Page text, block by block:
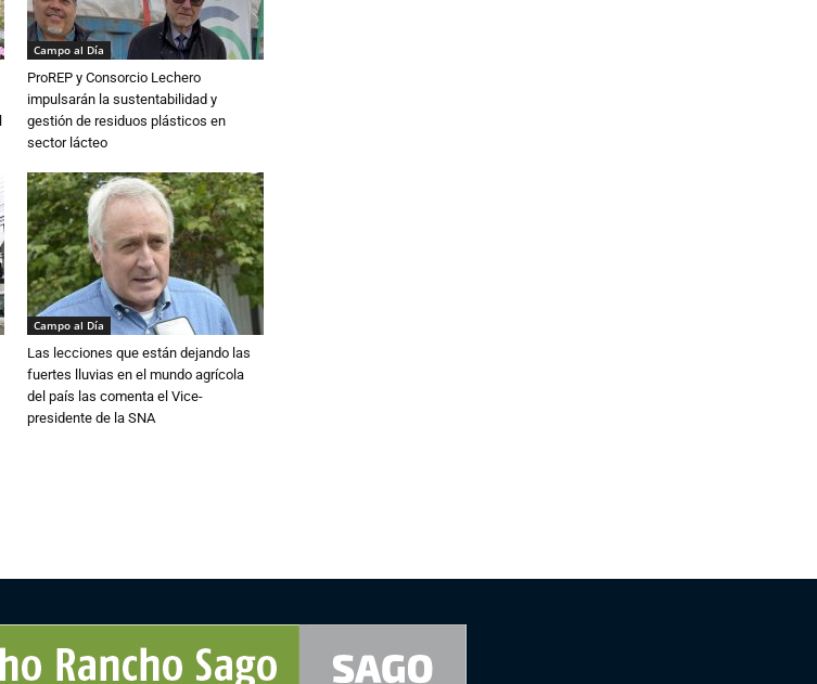
Campo al Día
ProREP y Consorcio Lechero
impulsarán la sustentabilidad y
gestión de residuos plásticos en
sector lácteo
Campo al Día
Las lecciones que están dejando las
fuertes lluvias en el mundo agrícola
del país las comenta el Vice-
presidente de la SNA